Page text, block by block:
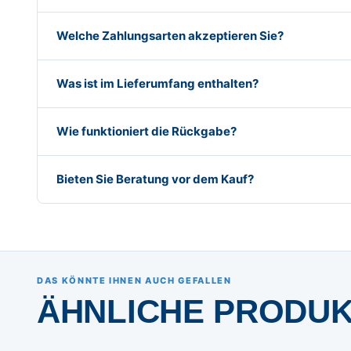
Welche Zahlungsarten akzeptieren Sie?
Was ist im Lieferumfang enthalten?
Wie funktioniert die Rückgabe?
Bieten Sie Beratung vor dem Kauf?
DAS KÖNNTE IHNEN AUCH GEFALLEN
ÄHNLICHE